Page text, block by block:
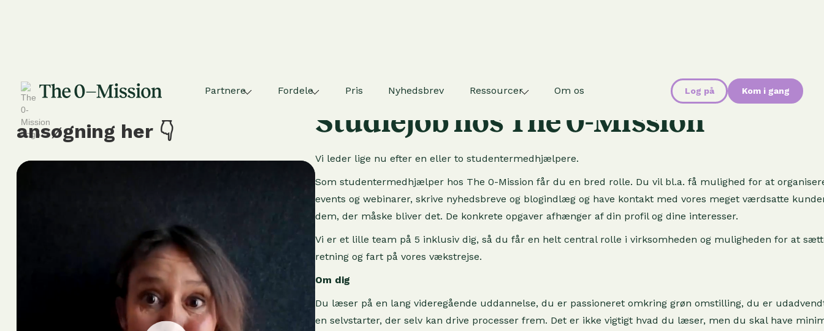
Partnere Fordele Pris Nyhedsbrev Ressourcer Om os Log på Kom i gang
Hør mere og send din
ansøgning her 👇
STUDENTERMEDARBEJDER
Studiejob hos The 0-Mission
Vi leder lige nu efter en eller to studentermedhjælpere.
Som studentermedhjælper hos The 0-Mission får du en bred rolle. Du vil bl.a. få mulighed for at
events og webinarer, skrive nyhedsbreve og blogindlæg og have kontakt med vores meget værdsatte
dem, der måske bliver det. De konkrete opgaver afhænger af din profil og dine interesser.
Vi er et lille team på 5 inklusiv dig, så du får en helt central rolle i virksomheden og muligheden for at
retning og fart på vores vækstrejse.
Om dig
Du læser på en lang videregående uddannelse, du er passioneret omkring grøn omstilling, du er
en selvstarter, der selv kan drive processer frem. Det er ikke vigtigt hvad du læser, men du skal have